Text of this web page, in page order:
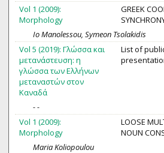
Vol 1 (2009):
Morphology
GREEK
Io Manolessou, Symeon Tsolakidis
Vol 5 (2019): Γλώσσα και
μετανάστευση: η
γλώσσα των Ελλήνων
μεταναστών στον
Καναδά
List of
- -
Vol 1 (2009):
Morphology
LOOSE
NOUN
Maria Koliopoulou